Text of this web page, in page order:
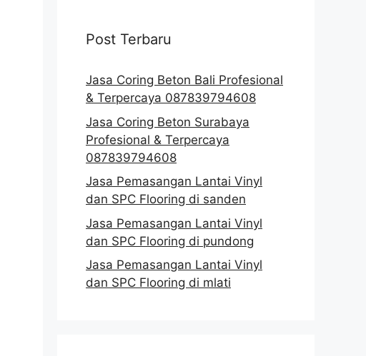
Post Terbaru
Jasa Coring Beton Bali Profesional
& Terpercaya 087839794608
Jasa Coring Beton Surabaya
Profesional & Terpercaya
087839794608
Jasa Pemasangan Lantai Vinyl
dan SPC Flooring di sanden
Jasa Pemasangan Lantai Vinyl
dan SPC Flooring di pundong
Jasa Pemasangan Lantai Vinyl
dan SPC Flooring di mlati